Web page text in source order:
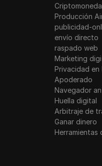
Producción
publicidad-
envío directo
raspado web
Marketing
Privacidad en
Apoderado
Navegador
Huella digital
Arbitraje de
Ganar dinero
Herramientas